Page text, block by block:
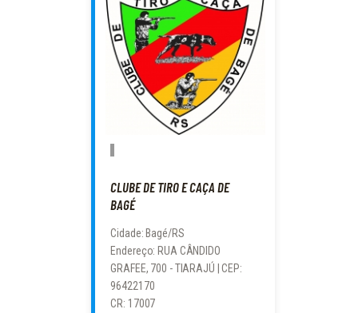
CLUBE DE TIRO E CAÇA DE
BAGÉ
Cidade: Bagé/RS
Endereço: RUA CÂNDIDO
GRAFEE, 700 - TIARAJÚ | CEP:
96422170
CR: 17007